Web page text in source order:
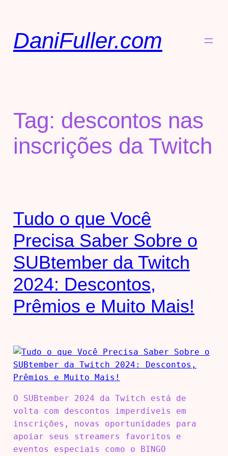
DaniFuller.com
Tag: descontos nas
inscrições da Twitch
Tudo o que Você
Precisa Saber Sobre o
SUBtember da Twitch
2024: Descontos,
Prêmios e Muito Mais!
O SUBtember 2024 da Twitch está de
volta com descontos imperdíveis em
inscrições, novas oportunidades para
apoiar seus streamers favoritos e
eventos especiais como o BINGO